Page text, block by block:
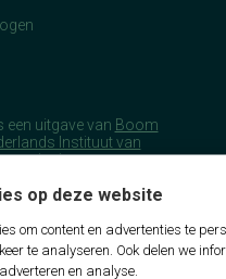
op deze website
om content en advertenties te
te analyseren. Ook delen we
en analyse.
een uitgave van Boom
Instituut van